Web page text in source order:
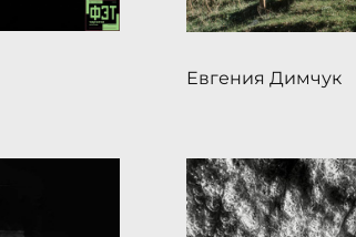
Евгения Димчук